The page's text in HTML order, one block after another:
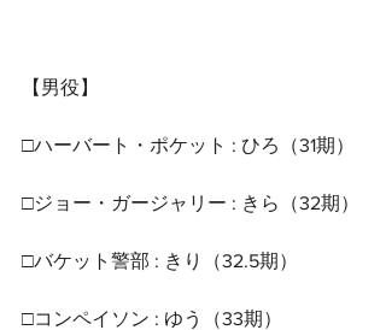
【男役】
□ハーバート・ポケット : ひろ（31期）
□ジョー・ガージャリー : きら（32期）
□バケット警部 : きり（32.5期）
□コンペイソン : ゆう（33期）